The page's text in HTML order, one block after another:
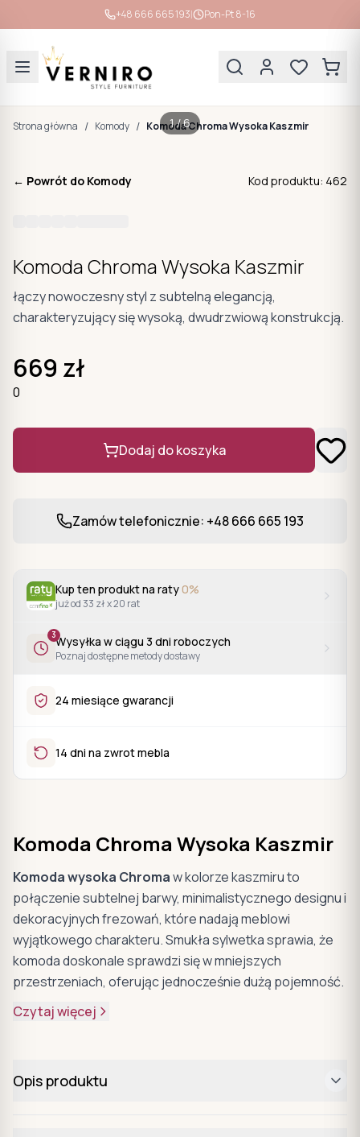
+48 666 665 193| Pon-Pt 8-16
Strona główna / Komody / Komoda Chroma Wysoka Kaszmir
1/6
← Powrót do Komody Kod produktu: 462
Komoda Chroma Wysoka Kaszmir
łączy nowoczesny styl z subtelną elegancją,
charakteryzujący się wysoką, dwudrzwiową konstrukcją.
669 zł
0
Dodaj do koszyka
Zamów telefonicznie: +48 666 665 193
Kup ten produkt na raty0%
już od 33 zł x 20 rat
3Wysyłka w ciągu 3 dni roboczych
Poznaj dostępne metody dostawy
24 miesiące gwarancji
14 dni na zwrot mebla
Komoda Chroma Wysoka Kaszmir
Komoda wysoka Chromaw kolorze kaszmiru to
połączenie subtelnej barwy, minimalistycznego designu i
dekoracyjnych frezowań, które nadają meblowi
wyjątkowego charakteru. Smukła sylwetka sprawia, że
komoda doskonale sprawdzi się w mniejszych
przestrzeniach, oferując jednocześnie dużą pojemność.
Czytaj więcej
Opis produktu